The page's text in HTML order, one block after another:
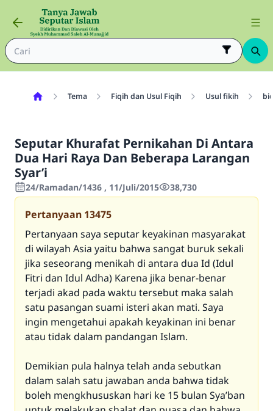
Tema Fiqih dan Usul Fiqih Usul fikih
Seputar Khurafat Pernikahan Di Antara
Dua Hari Raya Dan Beberapa Larangan
Syar’i
24/Ramadan/1436 , 11/Juli/2015 38,730
Pertanyaan 13475
Pertanyaan saya seputar keyakinan masyarakat
di wilayah Asia yaitu bahwa sangat buruk sekali
jika seseorang menikah di antara dua Id (Idul
Fitri dan Idul Adha) Karena jika benar-benar
terjadi akad pada waktu tersebut maka salah
satu pasangan suami isteri akan mati. Saya
ingin mengetahui apakah keyakinan ini benar
atau tidak dalam pandangan Islam.
Demikian pula halnya telah anda sebutkan
dalam salah satu jawaban anda bahwa tidak
boleh mengkhususkan hari ke 15 bulan Sya’ban